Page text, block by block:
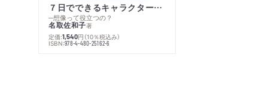
７日でできるキャラクター創作入門
─想像って役立つの？
名取佐和子著
定価:1,540円 （10％税込み）
ISBN:978-4-480-25162-6